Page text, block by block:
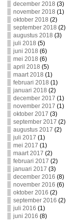
december 2018 (3)
november 2018 (1)
oktober 2018 (2)
september 2018 (2)
augustus 2018 (3)
juli 2018 (5)
juni 2018 (6)
mei 2018 (6)
april 2018 (5)
maart 2018 (1)
februari 2018 (1)
januari 2018 (2)
december 2017 (1)
november 2017 (1)
oktober 2017 (3)
september 2017 (2)
augustus 2017 (2)
juli 2017 (1)
mei 2017 (1)
maart 2017 (2)
februari 2017 (2)
januari 2017 (3)
december 2016 (8)
november 2016 (6)
oktober 2016 (2)
september 2016 (2)
juli 2016 (1)
juni 2016 (8)